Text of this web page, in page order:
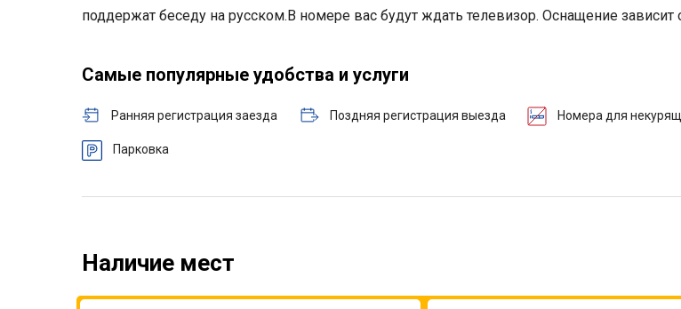
поддержат беседу на русском.В номере вас будут ждать телевизор. Оснащение зависит
Самые популярные удобства и услуги
Ранняя регистрация заезда Поздняя регистрация выезда Номера для
Парковка
Наличие мест